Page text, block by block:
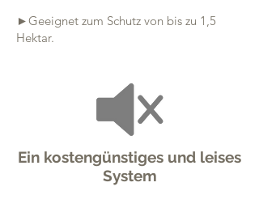
►Geeignet zum Schutz von bis zu 1,5
Hektar.
Ein kostengünstiges und leises
System